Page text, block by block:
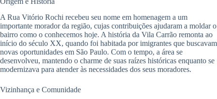
A Rua Vitório Rochi recebeu seu nome em homenagem a um
importante morador da região, cujas contribuições ajudaram a moldar o
bairro como o conhecemos hoje. A história da Vila Carrão remonta ao
início do século XX, quando foi habitada por imigrantes que buscavam
novas oportunidades em São Paulo. Com o tempo, a área se
desenvolveu, mantendo o charme de suas raízes históricas enquanto se
modernizava para atender às necessidades dos seus moradores.
Vizinhança e Comunidade